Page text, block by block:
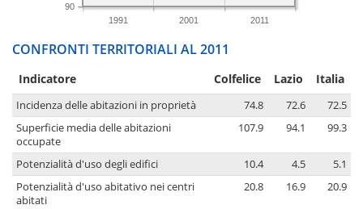
1991 2001 2011
90
CONFRONTI TERRITORIALI AL 2011
Indicatore Colfelice Lazio Italia
Incidenza delle abitazioni in proprietà 74.8 72.6
72.5
Superficie media delle abitazioni
occupate
107.9 94.1 99.3
Potenzialità d'uso degli edifici 10.4 4.5
5.1
Potenzialità d'uso abitativo nei centri
abitati
20.8 16.9 20.9